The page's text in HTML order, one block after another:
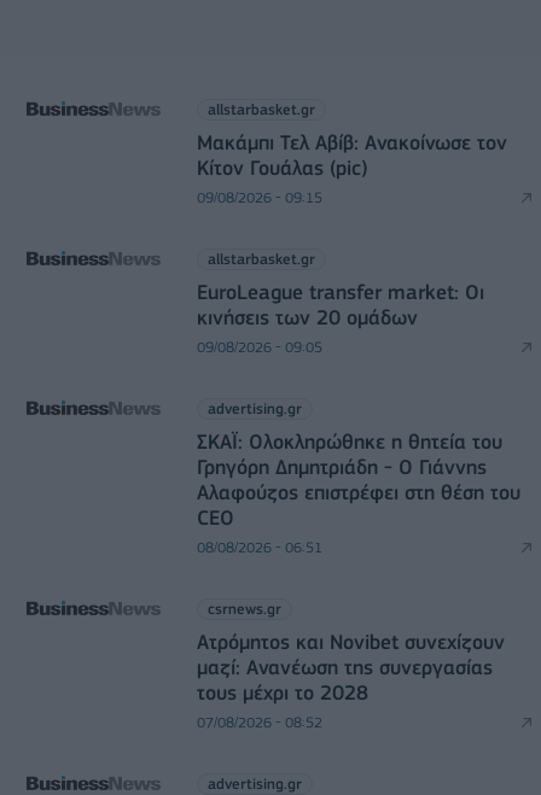
allstarbasket.gr
Μακάμπι Τελ Αβίβ: Ανακοίνωσε τον
Κίτον Γουάλας (pic)
09/08/2026 - 09:15
allstarbasket.gr
EuroLeague transfer market: Οι
κινήσεις των 20 ομάδων
09/08/2026 - 09:05
advertising.gr
ΣΚΑΪ: Ολοκληρώθηκε η θητεία του
Γρηγόρη Δημητριάδη - Ο Γιάννης
Αλαφούζος επιστρέφει στη θέση του
CEO
08/08/2026 - 06:51
csrnews.gr
Ατρόμητος και Novibet συνεχίζουν
μαζί: Ανανέωση της συνεργασίας
τους μέχρι το 2028
07/08/2026 - 08:52
advertising.gr